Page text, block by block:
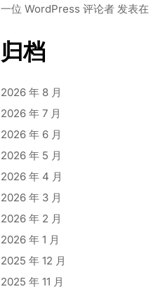
一位 WordPress 评论者 发表在
归档
2026 年 8 月
2026 年 7 月
2026 年 6 月
2026 年 5 月
2026 年 4 月
2026 年 3 月
2026 年 2 月
2026 年 1 月
2025 年 12 月
2025 年 11 月